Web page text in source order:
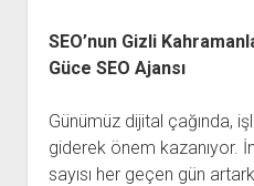
SEO’nun Gizli
Güce SEO Ajansı
Günümüz dijital çağında,
giderek önem kazanıyor.
sayısı her geçen gün